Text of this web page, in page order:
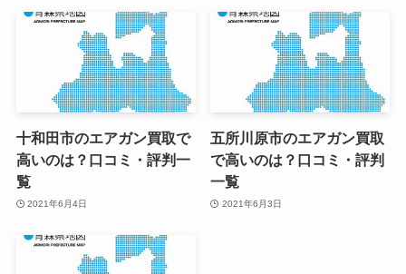
十和田市のエアガン買取で
高いのは？口コミ・評判一
覧
2021年6月4日
五所川原市のエアガン買取
で高いのは？口コミ・評判
一覧
2021年6月3日